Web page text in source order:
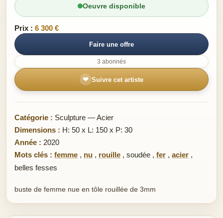
Oeuvre disponible
Prix : 6 300 €
Faire une offre
3 abonnés
❤ Suivre cet artiste
Catégorie : Sculpture — Acier
Dimensions : H: 50 x L: 150 x P: 30
Année : 2020
Mots clés : femme , nu , rouille , soudée , fer , acier ,
belles fesses
buste de femme nue en tôle rouillée de 3mm